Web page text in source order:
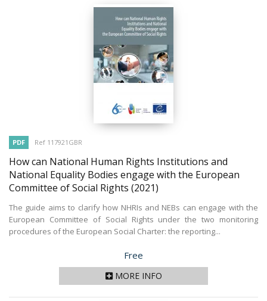
PDF Ref 117921GBR
How can National Human Rights Institutions and
National Equality Bodies engage with the European
Committee of Social Rights (2021)
The guide aims to clarify how NHRIs and NEBs can engage with the
European Committee of Social Rights under the two monitoring
procedures of the European Social Charter: the reporting...
Price
Free
MORE INFO